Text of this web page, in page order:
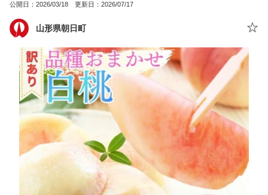
公開日：2026/03/18 更新日：2026/07/17
山形県朝日町